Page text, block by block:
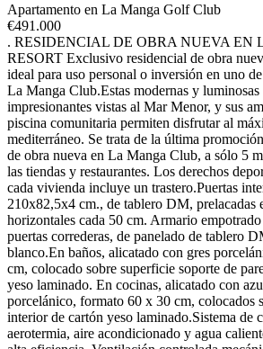
Apartamento en La Manga Golf Club
€491.000
. RESIDENCIAL DE OBRA NUEVA EN
RESORT Exclusivo residencial de obra
ideal para uso personal o inversión en uno
La Manga Club.Estas modernas y luminosas
impresionantes vistas al Mar Menor, y sus
piscina comunitaria permiten disfrutar al
mediterráneo. Se trata de la última
de obra nueva en La Manga Club, a sólo 5
las tiendas y restaurantes. Los derechos
cada vivienda incluye un trastero.Puertas
210x82,5x4 cm., de tablero DM, prelacadas
horizontales cada 50 cm. Armario
puertas correderas, de panelado de tablero
blanco.En baños, alicatado con gres
cm, colocado sobre superficie soporte de
yeso laminado. En cocinas, alicatado con
porcelánico, formato 60 x 30 cm, colocados
interior de cartón yeso laminado.Sistema de
aerotermia, aire acondicionado y agua